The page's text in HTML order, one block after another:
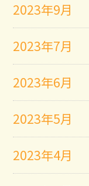
2023年9月
2023年7月
2023年6月
2023年5月
2023年4月